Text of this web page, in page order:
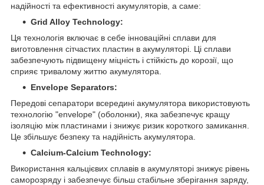
надійності та ефективності акумуляторів, а саме:
Grid Alloy Technology:
Ця технологія включає в себе інноваційні сплави для
виготовлення сітчастих пластин в акумуляторі. Ці сплави
забезпечують підвищену міцність і стійкість до корозії, що
сприяє тривалому життю акумулятора.
Envelope Separators:
Передові сепаратори всередині акумулятора використовують
технологію "envelope" (оболонки), яка забезпечує кращу
ізоляцію між пластинами і знижує ризик короткого замикання.
Це збільшує безпеку та надійність акумулятора.
Calcium-Calcium Technology:
Використання кальцієвих сплавів в акумуляторі знижує рівень
саморозряду і забезпечує більш стабільне зберігання заряду,